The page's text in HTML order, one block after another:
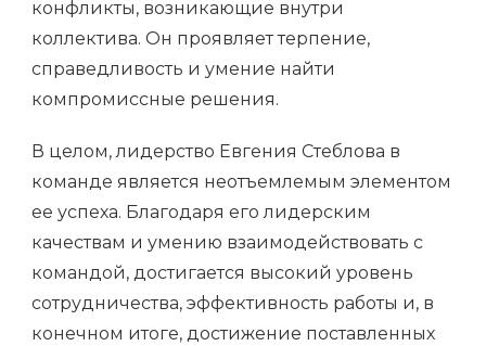
конфликты, возникающие внутри
коллектива. Он проявляет терпение,
справедливость и умение найти
компромиссные решения.
В целом, лидерство Евгения Стеблова в
команде является неотъемлемым элементом
ее успеха. Благодаря его лидерским
качествам и умению взаимодействовать с
командой, достигается высокий уровень
сотрудничества, эффективность работы и, в
конечном итоге, достижение поставленных